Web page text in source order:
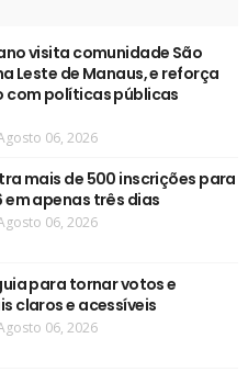
visita comunidade São
Leste de Manaus, e reforça
com políticas públicas
06, 2026
mais de 500 inscrições para
em apenas três dias
06, 2026
para tornar votos e
claros e acessíveis
06, 2026